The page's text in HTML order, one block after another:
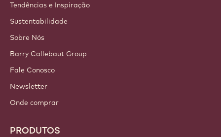
Tendências e Inspiração
Sustentabilidade
Sobre Nós
Barry Callebaut Group
Fale Conosco
Newsletter
Onde comprar
PRODUTOS